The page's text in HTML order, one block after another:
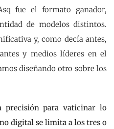
fue el formato ganador,
de modelos distintos.
y, como decía antes,
y medios líderes en el
diseñando otro sobre los
precisión para vaticinar lo
digital se limita a los tres o